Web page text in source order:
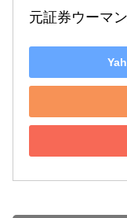
元証券ウーマ